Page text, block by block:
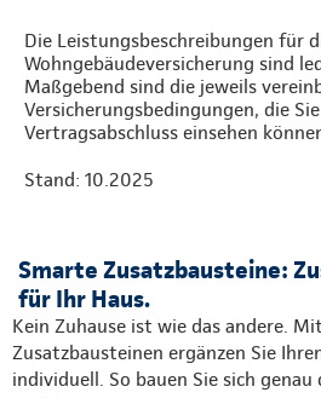
Die Leistungsbeschreibungen für
Wohngebäudeversicherung sind
Maßgebend sind die jeweils
Versicherungsbedingungen, die
Vertragsabschluss einsehen
Stand: 10.2025
Smarte Zusatzbausteine:
für Ihr Haus.
Kein Zuhause ist wie das andere.
Zusatzbausteinen ergänzen Sie
individuell. So bauen Sie sich